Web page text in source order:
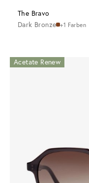
The Bravo
Dark Bronze +1 Farben
Acetate Renew